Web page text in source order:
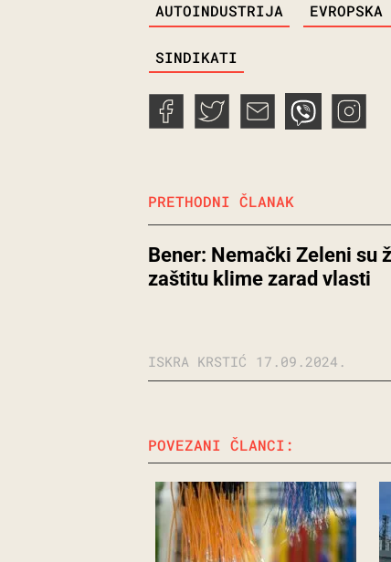
AUTOINDUSTRIJA
SINDIKATI
PRETHODNI ČLANAK
Bener: Nemački Zeleni su
zaštitu klime zarad vlasti
ISKRA KRSTIĆ 17.09.2024.
POVEZANI ČLANCI: